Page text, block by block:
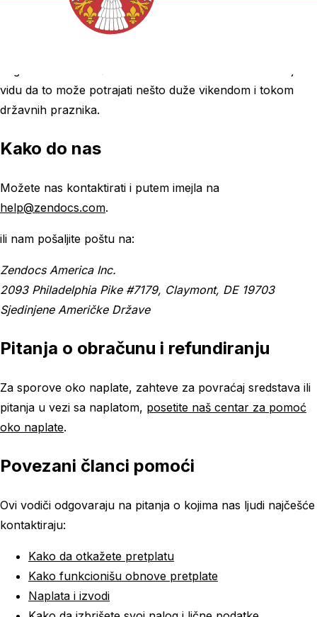
Vremena odgovora
vidu da to može potrajati nešto duže vikendom i tokom
državnih praznika.
Kako do nas
Možete nas kontaktirati i putem imejla na
help@zendocs.com.
ili nam pošaljite poštu na:
Zendocs America Inc.
2093 Philadelphia Pike #7179, Claymont, DE 19703
Sjedinjene Američke Države
Pitanja o obračunu i refundiranju
Za sporove oko naplate, zahteve za povraćaj sredstava ili
pitanja u vezi sa naplatom, posetite naš centar za pomoć
oko naplate.
Povezani članci pomoći
Ovi vodiči odgovaraju na pitanja o kojima nas ljudi najčešće
kontaktiraju:
Kako da otkažete pretplatu
Kako funkcionišu obnove pretplate
Naplata i izvodi